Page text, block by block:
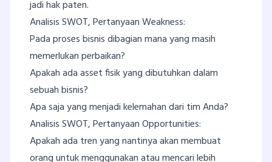
jadi hak paten.
Analisis SWOT, Pertanyaan Weakness:
Pada proses bisnis dibagian mana yang masih
memerlukan perbaikan?
Apakah ada asset fisik yang dibutuhkan dalam
sebuah bisnis?
Apa saja yang menjadi kelemahan dari tim Anda?
Analisis SWOT, Pertanyaan Opportunities:
Apakah ada tren yang nantinya akan membuat
orang untuk menggunakan atau mencari lebih